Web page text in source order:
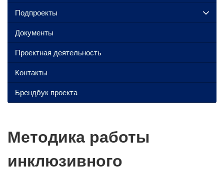
Методика работы
инклюзивного
Подпроекты
Документы
Проектная деятельность
Контакты
Брендбук проекта